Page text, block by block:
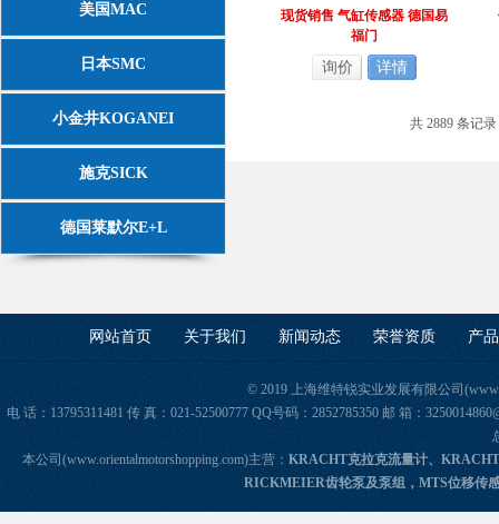
美国MAC
日本SMC
小金井KOGANEI
施克SICK
德国莱默尔E+L
现货销售 气缸传感器 德国易
福门
询价 详情
共 2889 条记
网站首页 关于我们 新闻动态 荣誉资质 产
© 2019 上海维特锐实业发展有限公司
电 话：13795311481 传 真：021-52500777 QQ号码：2852785350 邮 箱：
本公司(www.orientalmotorshopping.com)主营： KRACHT克拉克流量计、
RICKMEIER齿轮泵及泵组，MTS位移传